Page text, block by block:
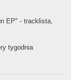
EP" - tracklista,
tygodnia